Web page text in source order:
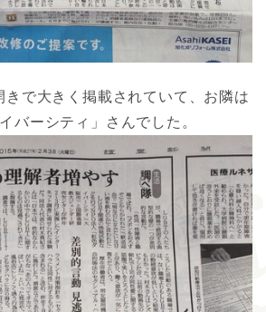
きで大きく掲載されていて、お隣は
バーシティ」さんでした。